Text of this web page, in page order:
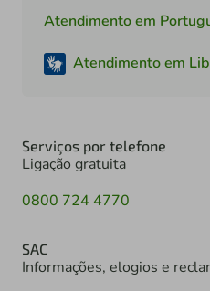
Atendimento em
Atendimento em
Serviços por telefone
Ligação gratuita
0800 724 4770
SAC
Informações, elogios e